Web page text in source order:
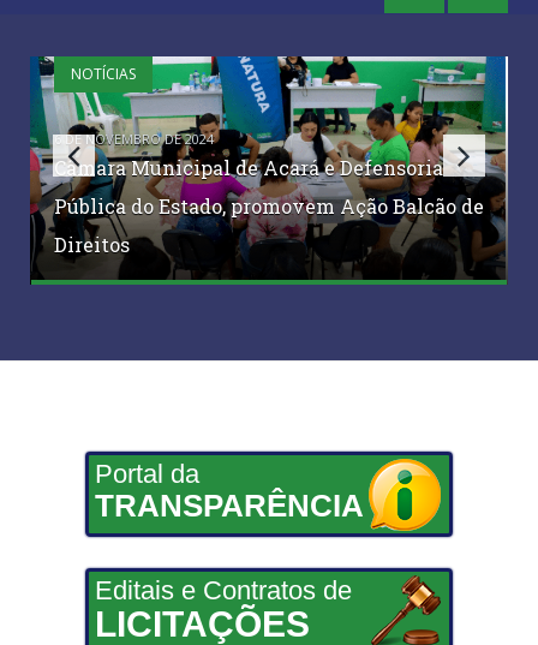
NOTÍCIAS
6 DE NOVEMBRO DE 2024
Câmara Municipal de Acará e Defensoria
Pública do Estado, promovem Ação Balcão de
Direitos
Portal da
TRANSPARÊNCIA
Editais e Contratos de
LICITAÇÕES